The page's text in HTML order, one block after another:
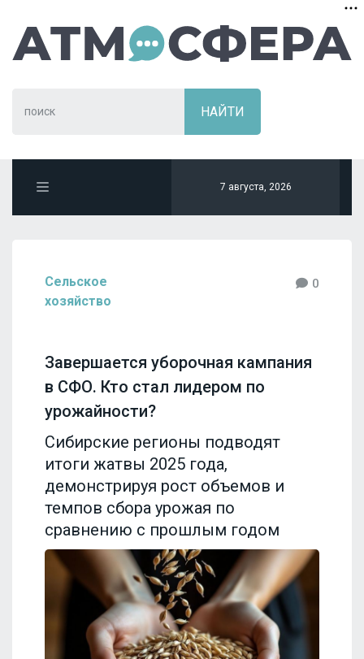
7 августа, 2026
Сельское
хозяйство
0
Завершается уборочная кампания
в СФО. Кто стал лидером по
урожайности?
Сибирские регионы подводят
итоги жатвы 2025 года,
демонстрируя рост объемов и
темпов сбора урожая по
сравнению с прошлым годом